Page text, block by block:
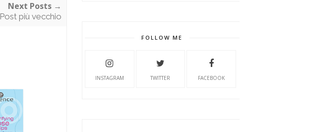
Next Posts →
Post più vecchio
FOLLOW ME
INSTAGRAM TWITTER FACEBOOK